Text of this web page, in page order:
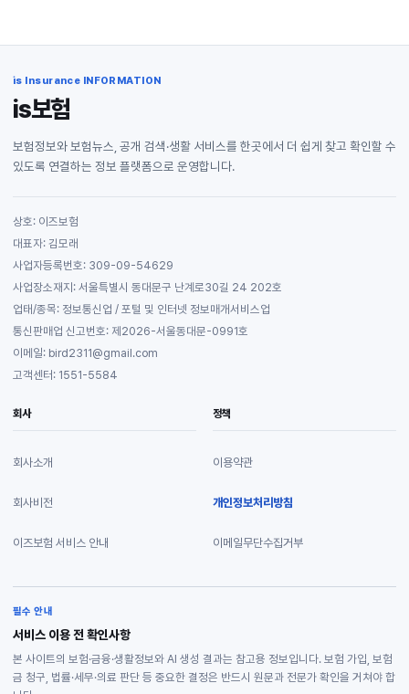
is Insurance INFORMATION
is보험
보험정보와 보험뉴스, 공개 검색·생활 서비스를 한곳에서 더 쉽게 찾고 확인할 수
있도록 연결하는 정보 플랫폼으로 운영합니다.
상호: 이즈보험
대표자: 김모래
사업자등록번호: 309-09-54629
사업장소재지: 서울특별시 동대문구 난계로30길 24 202호
업태/종목: 정보통신업 / 포털 및 인터넷 정보매개서비스업
통신판매업 신고번호: 제2026-서울동대문-0991호
이메일: bird2311@gmail.com
고객센터: 1551-5584
회사
회사소개
회사비전
이즈보험 서비스 안내
정책
이용약관
개인정보처리방침
이메일무단수집거부
필수 안내
서비스 이용 전 확인사항
본 사이트의 보험·금융·생활정보와 AI 생성 결과는 참고용 정보입니다. 보험 가입, 보험
금 청구, 법률·세무·의료 판단 등 중요한 결정은 반드시 원문과 전문가 확인을 거쳐야 합